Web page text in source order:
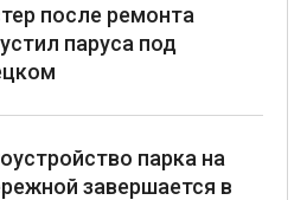
после ремонта
паруса под
парка на
завершается в